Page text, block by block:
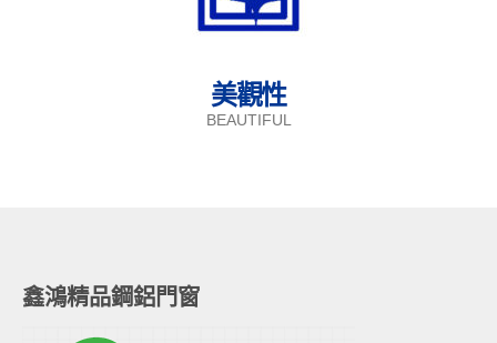
美觀性
BEAUTIFUL
鑫鴻精品鋼鋁門窗